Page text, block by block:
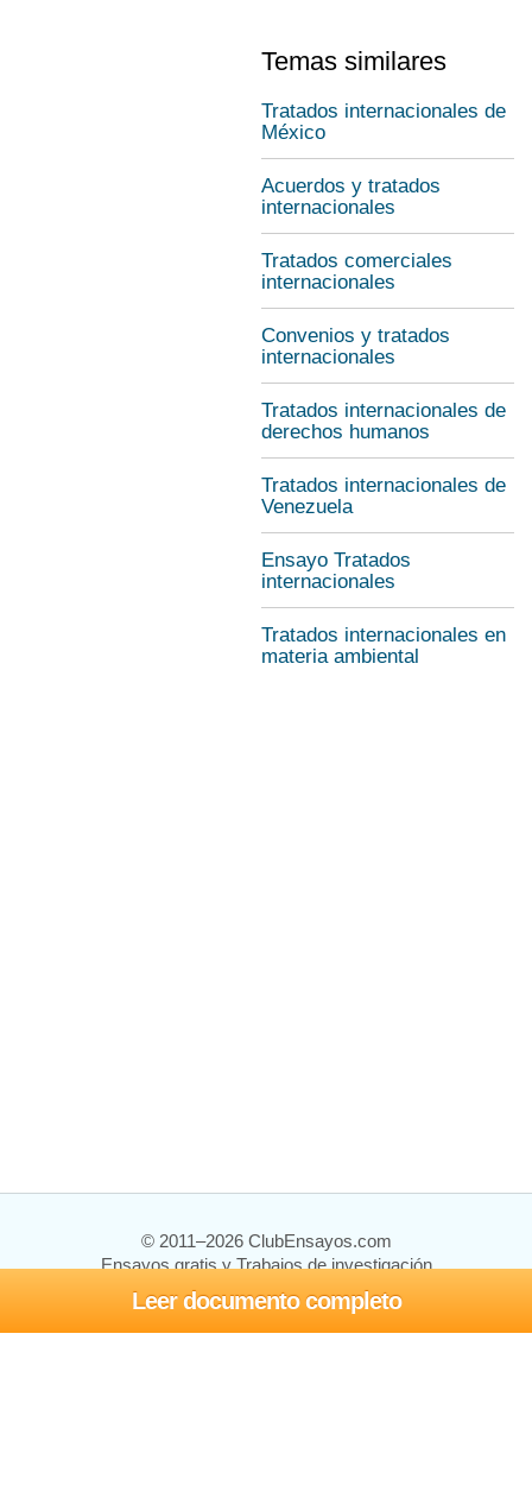
Leer documento completo
Temas similares
Tratados internacionales de
México
Acuerdos y tratados
internacionales
Tratados comerciales
internacionales
Convenios y tratados
internacionales
Tratados internacionales de
derechos humanos
Tratados internacionales de
Venezuela
Ensayo Tratados
internacionales
Tratados internacionales en
materia ambiental
© 2011–2026 ClubEnsayos.com
Ensayos gratis y Trabajos de investigación